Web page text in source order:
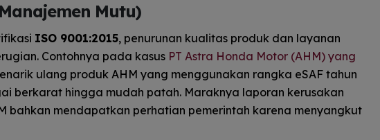
Mutu)
ISO 9001:2015, penurunan kualitas produk dan layanan
Contohnya pada kasus PT Astra Honda Motor (AHM) yang
ulang produk AHM yang menggunakan rangka eSAF tahun
berkarat hingga mudah patah. Maraknya laporan kerusakan
bahkan mendapatkan perhatian pemerintah karena menyangkut